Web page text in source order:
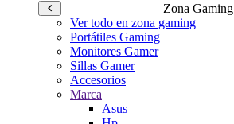
Zona Gaming
Ver todo en zona gaming
Portátiles Gaming
Monitores Gamer
Sillas Gamer
Accesorios
Marca
Asus